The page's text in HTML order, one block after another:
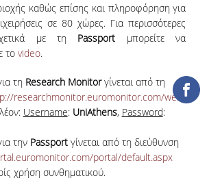
ΑΝΑΓΝΩΣΤΗΡΙΟ
ΔΙΑΔΑΝΕΙΣΜΟΣ
ΠΑΡΑΓΓΕΛΙΕΣ ΒΙΒΛΙΩΝ
ΦΩΤΟΤΥΠΗΣΗ –
ΕΚΤΥΠΩΣΗ
ΤΕΧΝΙΚΗ ΥΠΟΔΟΜΗ
καθώς επίσης και πληροφόρηση για
σε 80 χώρες. Για περισσότερες
με τη Passport μπορείτε να
το video.
τη Research Monitorγίνεται από τη
researchmonitor.euromonitor.com/web
Username: UniAthens, Password:
την Passportγίνεται από τη διεύθυνση
portal/default.aspx
χρήση συνθηματικού.